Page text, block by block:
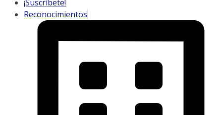
¡Suscríbete!
Reconocimientos